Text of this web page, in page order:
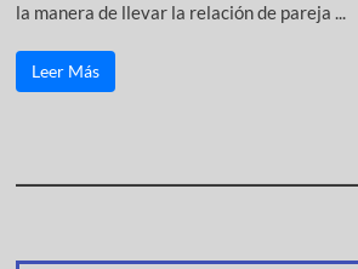
la manera de llevar la relación de pareja ...
Leer Más